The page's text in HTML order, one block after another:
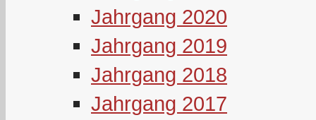
Jahrgang 2020
Jahrgang 2019
Jahrgang 2018
Jahrgang 2017